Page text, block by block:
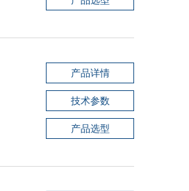
产品详情
技术参数
产品选型